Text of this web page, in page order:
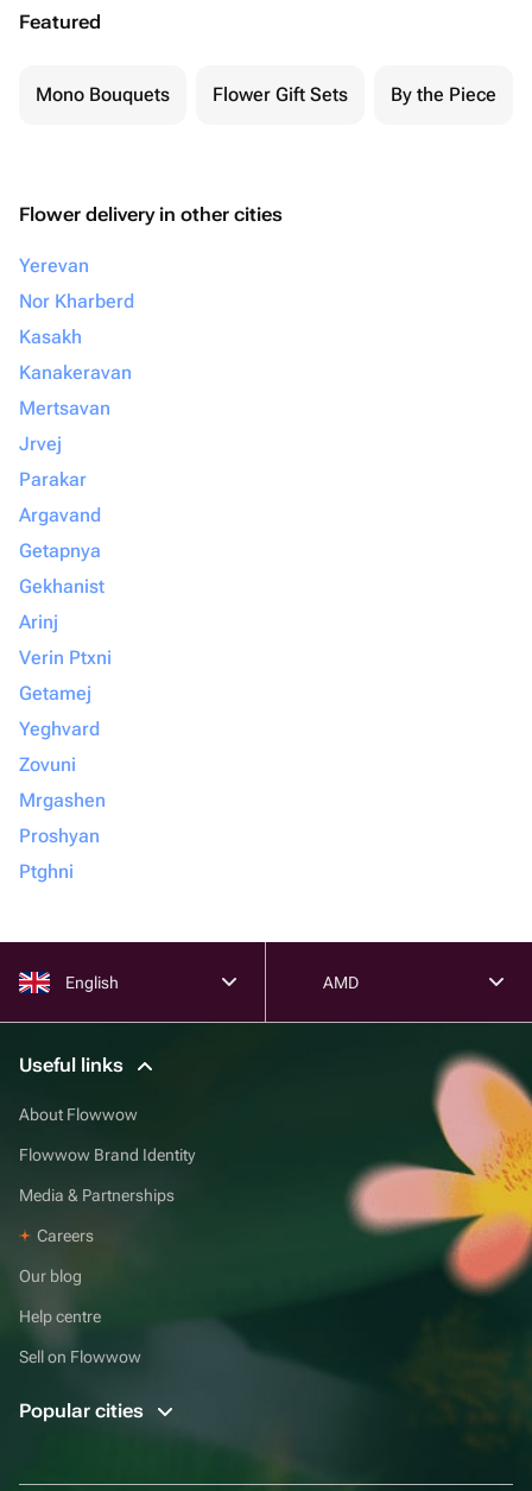
Featured
Mono Bouquets Flower Gift Sets By the Piece
Flower delivery in other cities
Yerevan
Nor Kharberd
Kasakh
Kanakeravan
Mertsavan
Jrvej
Parakar
Argavand
Getapnya
Gekhanist
Arinj
Verin Ptxni
Getamej
Yeghvard
Zovuni
Mrgashen
Proshyan
Ptghni
English AMD
Useful links
About Flowwow
Flowwow Brand Identity
Media & Partnerships
Careers
Our blog
Help centre
Sell on Flowwow
Popular cities